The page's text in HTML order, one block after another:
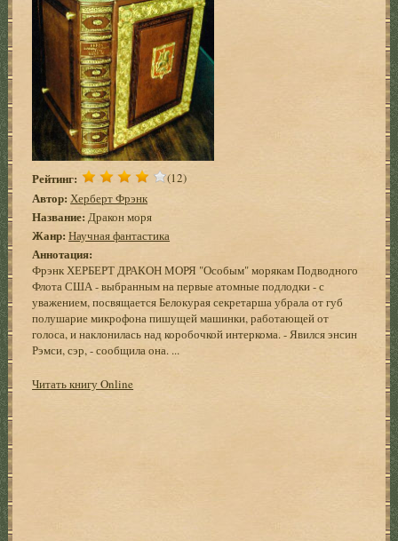
Рейтинг: (12)
Автор: Херберт Фрэнк
Название: Дракон моря
Жанр: Научная фантастика
Аннотация:
Фрэнк ХЕРБЕРТ ДРАКОН МОРЯ "Особым" морякам Подводного
Флота США - выбранным на первые атомные подлодки - с
уважением, посвящается Белокурая секретарша убрала от губ
полушарие микрофона пишущей машинки, работающей от
голоса, и наклонилась над коробочкой интеркома. - Явился энсин
Рэмси, сэр, - сообщила она. ...
Читать книгу Online